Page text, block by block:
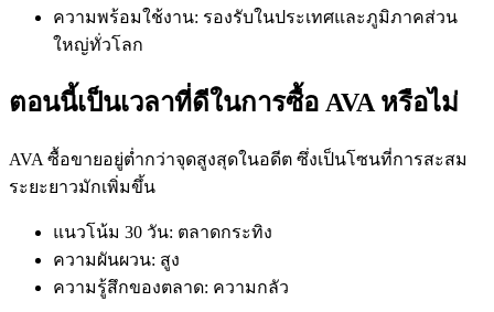
อนุพันธ์ของหุ้น ฟอเร็กซ์ โลหะมีค่า และสินค้าโภคภัณฑ์
ฟิวเจอร์ส USDC
ฟิวเจอร์สที่ใช้ USDC เป็นหลักประกัน
ความพร้อมใช้งาน: รองรับในประเทศและภูมิภาคส่วน
ใหญ่ทั่วโลก
ตอนนี้เป็นเวลาที่ดีในการซื้อ AVA หรือไม่
AVA ซื้อขายอยู่ต่ำกว่าจุดสูงสุดในอดีต ซึ่งเป็นโซนที่การสะสม
ระยะยาวมักเพิ่มขึ้น
แนวโน้ม 30 วัน: ตลาดกระทิง
ความผันผวน: สูง
ความรู้สึกของตลาด: ความกลัว